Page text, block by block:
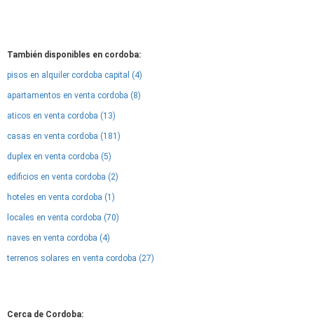
También disponibles en cordoba:
pisos en alquiler cordoba capital (4)
apartamentos en venta cordoba (8)
aticos en venta cordoba (13)
casas en venta cordoba (181)
duplex en venta cordoba (5)
edificios en venta cordoba (2)
hoteles en venta cordoba (1)
locales en venta cordoba (70)
naves en venta cordoba (4)
terrenos solares en venta cordoba (27)
Cerca de Cordoba: